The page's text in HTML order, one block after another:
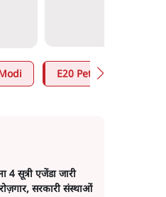
E20 Petrol Controversy
4 सूत्री एजेंडा जारी
सरकारी संस्थाओं